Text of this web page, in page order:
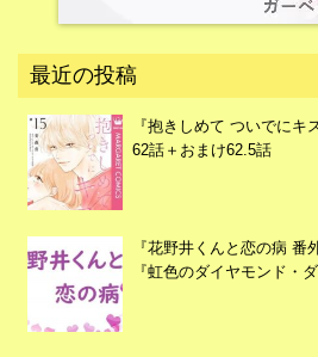
最近の投稿
『抱きしめて ついでにキ
62話＋おまけ62.5話
『花野井くんと恋の病 番
『虹色のダイヤモンド・